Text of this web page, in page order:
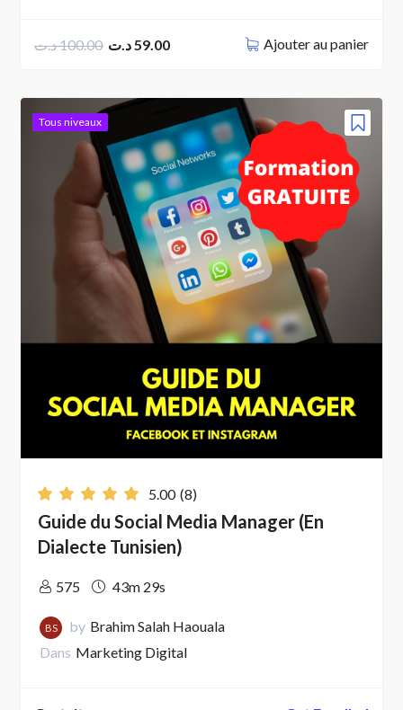
100.00د.ت 59.00 د.ت Ajouter au panier
Tous niveaux
5.00 (8)
Guide du Social Media Manager (En
Dialecte Tunisien)
575 43m 29s
BS by Brahim Salah Haouala
Dans Marketing Digital